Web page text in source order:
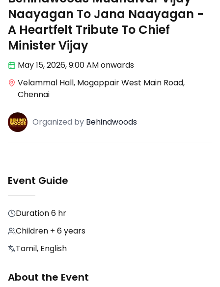
Naayagan To Jana Naayagan -
A Heartfelt Tribute To Chief
Minister Vijay
May 15,2026, 9:00 AMonwards
Velammal Hall, Mogappair West Main Road,
Chennai
Organized by Behindwoods
Event Guide
Duration6 hr
Children + 6 years
Tamil, English
About the Event